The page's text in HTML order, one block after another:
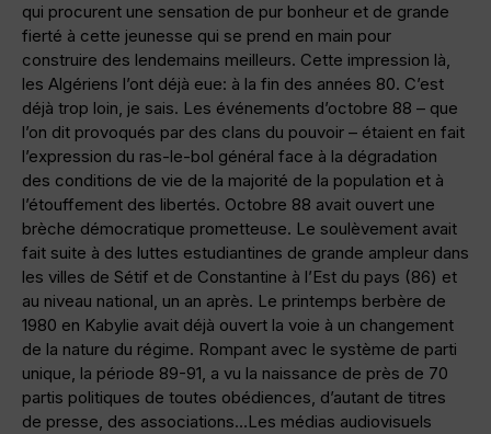
qui procurent une sensation de pur bonheur et de grande
fierté à cette jeunesse qui se prend en main pour
construire des lendemains meilleurs. Cette impression là,
les Algériens l’ont déjà eue: à la fin des années 80. C’est
déjà trop loin, je sais. Les événements d’octobre 88 – que
l’on dit provoqués par des clans du pouvoir – étaient en fait
l’expression du ras-le-bol général face à la dégradation
des conditions de vie de la majorité de la population et à
l’étouffement des libertés. Octobre 88 avait ouvert une
brèche démocratique prometteuse. Le soulèvement avait
fait suite à des luttes estudiantines de grande ampleur dans
les villes de Sétif et de Constantine à l’Est du pays (86) et
au niveau national, un an après. Le printemps berbère de
1980 en Kabylie avait déjà ouvert la voie à un changement
de la nature du régime. Rompant avec le système de parti
unique, la période 89-91, a vu la naissance de près de 70
partis politiques de toutes obédiences, d’autant de titres
de presse, des associations…Les médias audiovisuels